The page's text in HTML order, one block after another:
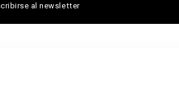
al newsletter